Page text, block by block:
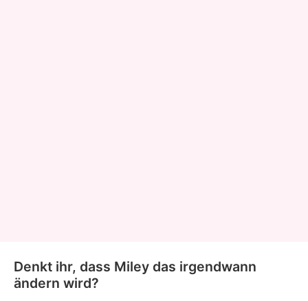
Denkt ihr, dass Miley das irgendwann
ändern wird?